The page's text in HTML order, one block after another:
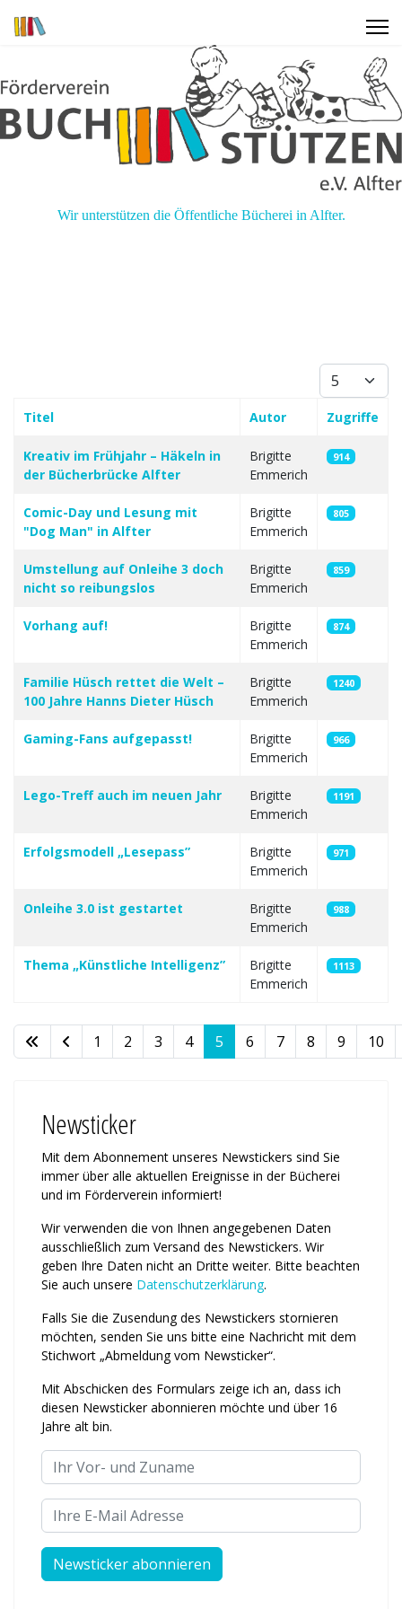
Wir unterstützen die Öffentliche Bücherei in Alfter.
Anzeige #
Titel Autor Zugriffe
Kreativ im Frühjahr – Häkeln in
der Bücherbrücke Alfter
Brigitte
Emmerich
914
Comic-Day und Lesung mit
"Dog Man" in Alfter
Brigitte
Emmerich
805
Umstellung auf Onleihe 3 doch
nicht so reibungslos
Brigitte
Emmerich
859
Vorhang auf!
Brigitte
Emmerich
874
Familie Hüsch rettet die Welt –
100 Jahre Hanns Dieter Hüsch
Brigitte
Emmerich
1240
Gaming-Fans aufgepasst!
Brigitte
Emmerich
966
Lego-Treff auch im neuen Jahr
Brigitte
Emmerich
1191
Erfolgsmodell „Lesepass”
Brigitte
Emmerich
971
Onleihe 3.0 ist gestartet
Brigitte
Emmerich
988
Thema „Künstliche Intelligenz”
Brigitte
Emmerich
1113
Seite 5 von 11
1 2 3 4 5 6 7 8 9 10
Newsticker
Mit dem Abonnement unseres News­tickers sind Sie
immer über alle ak­tu­ellen Ereignisse in der Bücherei
und im Förderverein informiert!
Wir verwenden die von Ihnen an­ge­ge­benen Daten
ausschließlich zum Ver­sand des Newstickers. Wir
geben Ihre Daten nicht an Dritte weiter. Bitte beachten
Sie auch unsere Daten­schutz­erklärung.
Falls Sie die Zusendung des News­tickers stornieren
möchten, senden Sie uns bitte eine Nachricht mit dem
Stichwort „Abmeldung vom News­ticker“.
Mit Abschicken des Formulars zeige ich an, dass ich
diesen Newsticker abonnieren möchte und über 16
Jahre alt bin.
Ihr Vor- und Zuname
Ihre E-Mail Adresse